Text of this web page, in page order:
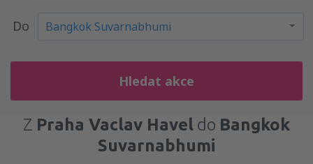
Do
Hledat akce
Z Praha Vaclav Havel do Bangkok
Suvarnabhumi